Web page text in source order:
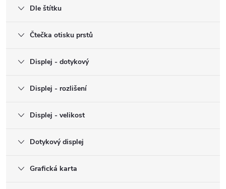
Dle štítku
Čtečka otisku prstů
Displej - dotykový
Displej - rozlišení
Displej - velikost
Dotykový displej
Grafická karta